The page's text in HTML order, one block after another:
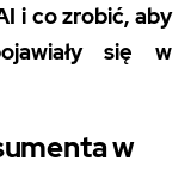
i co zrobić, aby
się w
w